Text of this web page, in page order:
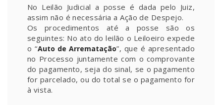
No Leilão Judicial a posse é dada pelo Juiz,
assim não é necessária a Ação de Despejo.
Os procedimentos até a posse são os
seguintes: No ato do leilão o Leiloeiro expede
o “Auto de Arrematação”, que é apresentado
no Processo juntamente com o comprovante
do pagamento, seja do sinal, se o pagamento
for parcelado, ou do total se o pagamento for
à vista.